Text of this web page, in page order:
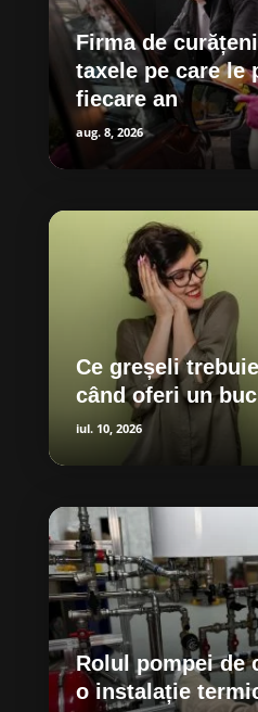
Firma de
taxele pe care le
fiecare an
aug. 8, 2026
Ce greșeli
când oferi un
iul. 10, 2026
Rolul pompei de
o instalație